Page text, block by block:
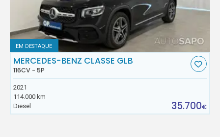
EM DESTAQUE
MERCEDES-BENZ CLASSE GLB
116CV - 5P
2021
114.000 km
Diesel
35.700€